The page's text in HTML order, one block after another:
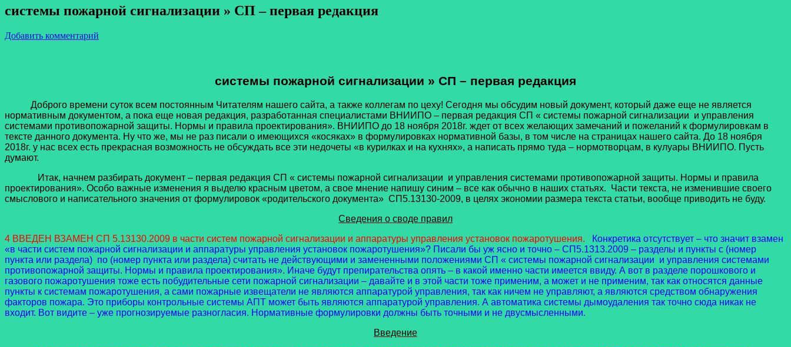
системы пожарной сигнализации » СП – первая редакция
Добавить комментарий
системы пожарной сигнализации » СП – первая редакция
Доброго времени суток всем постоянным Читателям нашего сайта, а также коллегам по цеху! Сегодня мы обсудим новый документ, который даже еще не является
нормативным документом, а пока еще новая редакция, разработанная специалистами ВНИИПО – первая редакция СП « системы пожарной сигнализации и управления
системами противопожарной защиты. Нормы и правила проектирования». ВНИИПО до 18 ноября 2018г. ждет от всех желающих замечаний и пожеланий к формулировкам в
тексте данного документа. Ну что же, мы не раз писали о имеющихся «косяках» в формулировках нормативной базы, в том числе на страницах нашего сайта. До 18 ноября
2018г. у нас всех есть прекрасная возможность не обсуждать все эти недочеты «в курилках и на кухнях», а написать прямо туда – нормотворцам, в кулуары ВНИИПО. Пусть
думают.
Итак, начнем разбирать документ – первая редакция СП « системы пожарной сигнализации и управления системами противопожарной защиты. Нормы и правила
проектирования». Особо важные изменения я выделю красным цветом, а свое мнение напишу синим – все как обычно в наших статьях. Части текста, не изменившие своего
смыслового и написательного значения от формулировок «родительского документа» СП5.13130-2009, в целях экономии размера текста статьи, вообще приводить не буду.
Сведения о своде правил
4 ВВЕДЕН ВЗАМЕН СП 5.13130.2009 в части систем пожарной сигнализации и аппаратуры управления установок пожаротушения.
Конкретика отсутствует – что значит взамен
«в части систем пожарной сигнализации и аппаратуры управления установок пожаротушения»? Писали бы уж ясно и точно – СП5.1313.2009 – разделы и пункты с (номер
пункта или раздела) по (номер пункта или раздела) считать не действующими и замененными положениями СП « системы пожарной сигнализации и управления системами
противопожарной защиты. Нормы и правила проектирования». Иначе будут препирательства опять – в какой именно части имеется ввиду. А вот в разделе порошкового и
газового пожаротушения тоже есть побудительные сети пожарной сигнализации – давайте и в этой части тоже применим, а может и не применим, так как относятся данные
пункты к системам пожаротушения, а сами пожарные извещатели не являются аппаратурой управления, так как ничем не управляют, а являются средством обнаружения
факторов пожара. Это приборы контрольные системы АПТ может быть являются аппаратурой управления. А автоматика системы дымоудаления так точно сюда никак не
входит. Вот видите – уже прогнозируемые разногласия. Нормативные формулировки должны быть точными и не двусмысленными.
Введение